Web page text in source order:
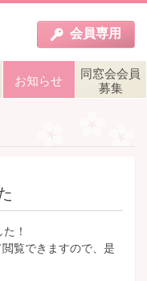
会員専用
お知らせ
同窓会会員
募集
！
覧できますので、是